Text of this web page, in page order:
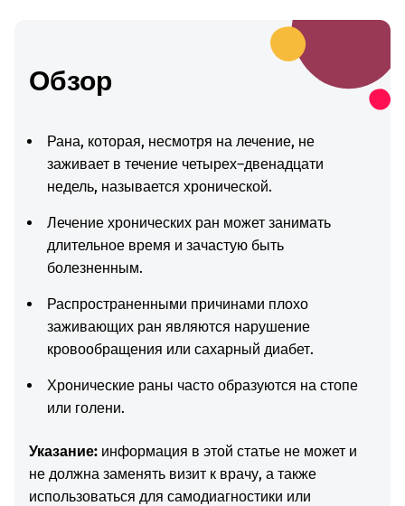
Обзор
Рана, которая, несмотря на лечение, не
заживает в течение четырех–двенадцати
недель, называется хронической.
Лечение хронических ран может занимать
длительное время и зачастую быть
болезненным.
Распространенными причинами плохо
заживающих ран являются нарушение
кровообращения или сахарный диабет.
Хронические раны часто образуются на стопе
или голени.
Указание: информация в этой статье не может и
не должна заменять визит к врачу, а также
использоваться для самодиагностики или